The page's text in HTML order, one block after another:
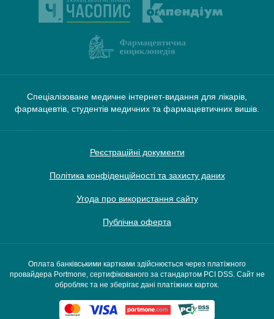
Спеціалізоване медичне інтернет-видання для лікарів,
фармацевтів, студентів медичних та фармацевтичних вишів.
Реєстраційні документи
Політика конфіденційності та захисту даних
Угода про використання сайту
Публічна оферта
Оплата банківськими картками здійснюється через платіжного
провайдера Portmone, сертифікованого за стандартом PCI DSS. Сайт не
обробляє та не зберігає дані платіжних карток.